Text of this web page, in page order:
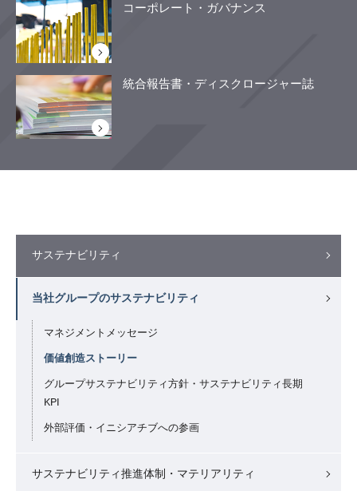
コーポレート・ガバナンス
統合報告書・ディスクロージャー誌
サステナビリティ
当社グループのサステナビリティ
マネジメントメッセージ
価値創造ストーリー
グループサステナビリティ方針・サステナビリティ長期
KPI
外部評価・イニシアチブへの参画
サステナビリティ推進体制・マテリアリティ